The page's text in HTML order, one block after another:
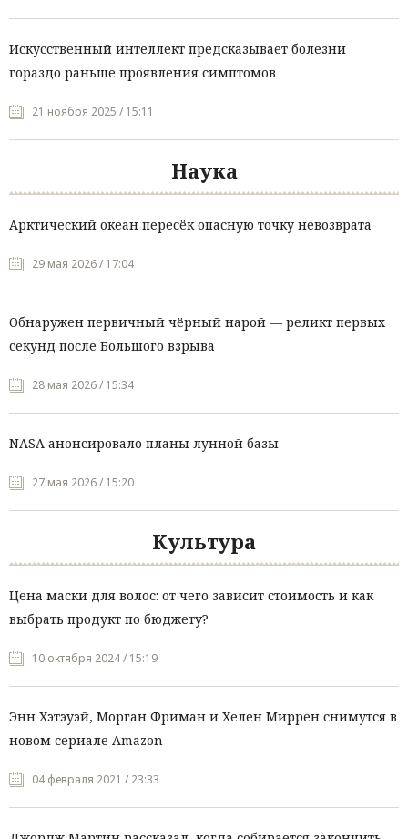
Искусственный интеллект предсказывает болезни
гораздо раньше проявления симптомов
21 ноября 2025 / 15:11
Наука
Арктический океан пересёк опасную точку невозврата
29 мая 2026 / 17:04
Обнаружен первичный чёрный нарой — реликт первых
секунд после Большого взрыва
28 мая 2026 / 15:34
NASA анонсировало планы лунной базы
27 мая 2026 / 15:20
Культура
Цена маски для волос: от чего зависит стоимость и как
выбрать продукт по бюджету?
10 октября 2024 / 15:19
Энн Хэтэуэй, Морган Фриман и Хелен Миррен снимутся в
новом сериале Amazon
04 февраля 2021 / 23:33